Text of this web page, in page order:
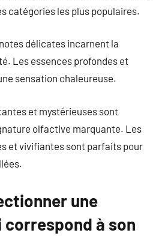
catégories les plus populaires.
délicates incarnent la
Les essences profondes et
sensation chaleureuse.
et mystérieuses sont
olfactive marquante. Les
et vivifiantes sont parfaits pour
une
correspond à son